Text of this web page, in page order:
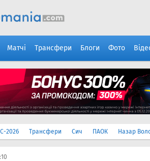
Матчі Трансфери Блоги Фото
2026 Трансфери Сич ПАОК Назар